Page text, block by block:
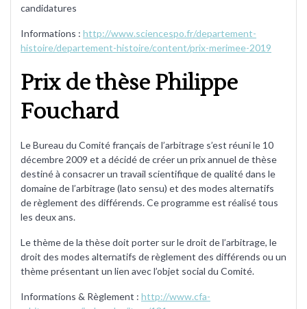
candidatures
Informations : http://www.sciencespo.fr/departement-
histoire/departement-histoire/content/prix-merimee-2019
Prix de thèse Philippe
Fouchard
Le Bureau du Comité français de l’arbitrage s’est réuni le 10
décembre 2009 et a décidé de créer un prix annuel de thèse
destiné à consacrer un travail scientifique de qualité dans le
domaine de l’arbitrage (lato sensu) et des modes alternatifs
de règlement des différends. Ce programme est réalisé tous
les deux ans.
Le thème de la thèse doit porter sur le droit de l’arbitrage, le
droit des modes alternatifs de règlement des différends ou un
thème présentant un lien avec l’objet social du Comité.
Informations & Règlement : http://www.cfa-